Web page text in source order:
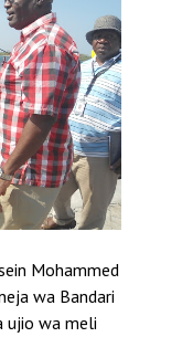
Mohammed
wa Bandari
ujio wa meli